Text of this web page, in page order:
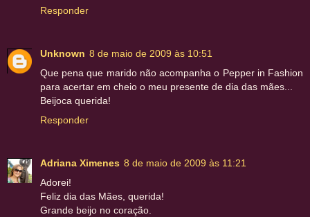
Responder
Unknown 8 de maio de 2009 às 10:51
Que pena que marido não acompanha o Pepper in Fashion
para acertar em cheio o meu presente de dia das mães...
Beijoca querida!
Responder
Adriana Ximenes 8 de maio de 2009 às 11:21
Adorei!
Feliz dia das Mães, querida!
Grande beijo no coração.